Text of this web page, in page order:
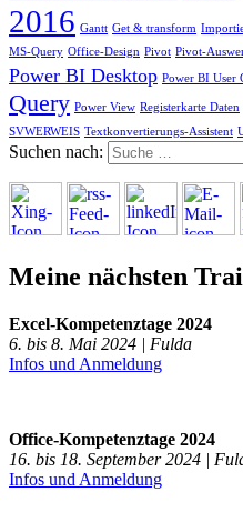
2016 Gantt Get & transform
MS-Query Office-Design Pivot Pivot-
Power BI Desktop Power BI User
Query Power View Registerkarte Daten
SVWERWEIS Textkonvertierungs-Assistent
Suchen nach:
Meine nächsten
Excel-Kompetenztage 2024
6. bis 8. Mai 2024 | Fulda
Infos und Anmeldung
Office-Kompetenztage 2024
16. bis 18. September 2024 |
Infos und Anmeldung